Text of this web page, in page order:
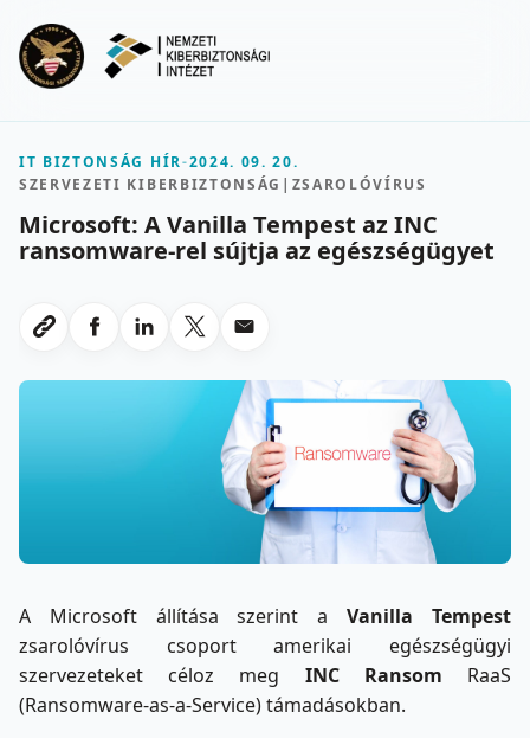
IT BIZTONSÁG HÍR-2024. 09. 20.
SZERVEZETI KIBERBIZTONSÁG | ZSAROLÓVÍRUS
Microsoft: A Vanilla Tempest az INC
ransomware-rel sújtja az egészségügyet
Link masolasa
Megosztas Facebookon
Megosztas LinkedInen
Megosztas X-en
Megosztas emailben
A Microsoft állítása szerint aVanilla Tempest
zsarolóvírus csoport amerikai egészségügyi
szervezeteket céloz meg INC Ransom RaaS
(Ransomware-as-a-Service) támadásokban.